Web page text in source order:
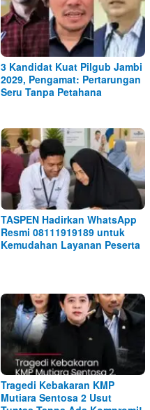
3 Kandidat Kuat Pilgub Jambi
2029, Pengamat: Pertarungan
Seru Tanpa Petahana
TASPEN Hadirkan WhatsApp
Resmi 08111919189 untuk
Kemudahan Layanan Peserta
Tragedi Kebakaran KMP
Mutiara Sentosa 2 Usut